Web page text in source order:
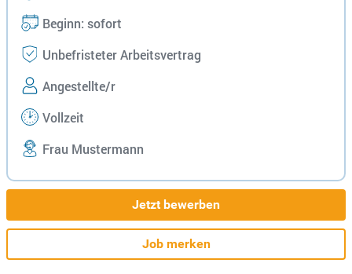
Beginn: sofort
Unbefristeter Arbeitsvertrag
Angestellte/r
Vollzeit
Frau Mustermann
Jetzt bewerben
Job merken